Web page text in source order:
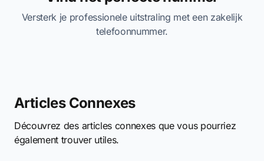
Versterk je professionele uitstraling met een zakelijk
telefoonnummer.
Articles Connexes
Découvrez des articles connexes que vous pourriez
également trouver utiles.